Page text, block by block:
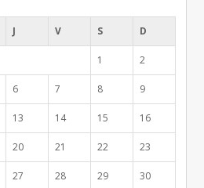
J V S D
1 2
6 7 8 9
13 14 15 16
20 21 22 23
27 28 29 30